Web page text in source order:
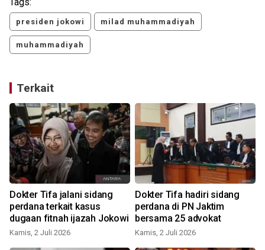
presiden jokowi milad muhammadiyah
muhammadiyah
Terkait
Dokter Tifa jalani sidang
perdana terkait kasus
dugaan fitnah ijazah Jokowi
Kamis, 2 Juli 2026
Dokter Tifa hadiri sidang
perdana di PN Jaktim
bersama 25 advokat
Kamis, 2 Juli 2026